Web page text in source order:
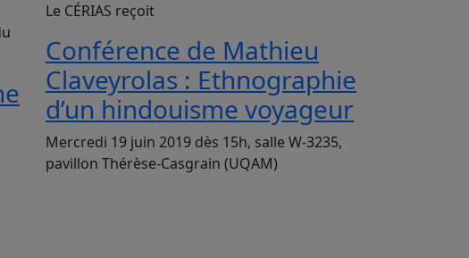
Le CÉRIAS reçoit
Conférence de Mathieu
Claveyrolas : Ethnographie
d’un hindouisme voyageur
Mercredi 19 juin 2019 dès 15h, salle W-3235,
pavillon Thérèse-Casgrain (UQAM)